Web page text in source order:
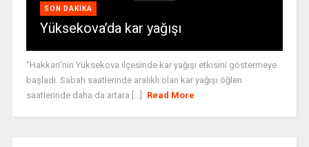
SON DAKIKA
Yüksekova’da kar yağışı
"Hakkari'nin Yüksekova ilçesinde kar yağışı etkisini göstermeye
başladı. Sabah saatlerinde aralıklı olan kar yağışı öğlen
saatlerinde daha da artara [...]
Read More